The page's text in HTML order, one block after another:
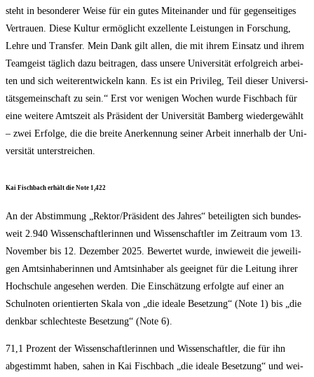
steht in beson­de­rer Wei­se für ein gutes Mit­ein­an­der und für gegen­sei­ti­ges
Ver­trau­en. Die­se Kul­tur ermög­licht exzel­len­te Leis­tun­gen in For­schung,
Leh­re und Trans­fer. Mein Dank gilt allen, die mit ihrem Ein­satz und ihrem
Team­geist täg­lich dazu bei­tra­gen, dass unse­re Uni­ver­si­tät erfolg­reich arbei­
ten und sich wei­ter­ent­wi­ckeln kann. Es ist ein Pri­vi­leg, Teil die­ser Uni­ver­si­
täts­ge­mein­schaft zu sein.“ Erst vor weni­gen Wochen wur­de Fisch­bach für
eine wei­te­re Amts­zeit als Prä­si­dent der Uni­ver­si­tät Bam­berg wie­der­ge­wählt
– zwei Erfol­ge, die die brei­te Aner­ken­nung sei­ner Arbeit inner­halb der Uni­
ver­si­tät unterstreichen.
Kai Fisch­bach erhält die Note 1,422
An der Abstim­mung „Rektor/​Präsident des Jah­res“ betei­lig­ten sich bun­des­
weit 2.940 Wis­sen­schaft­le­rin­nen und Wis­sen­schaft­ler im Zeit­raum vom 13.
Novem­ber bis 12. Dezem­ber 2025. Bewer­tet wur­de, inwie­weit die jewei­li­
gen Amts­in­ha­be­rin­nen und Amts­in­ha­ber als geeig­net für die Lei­tung ihrer
Hoch­schu­le ange­se­hen wer­den. Die Ein­schät­zung erfolg­te auf einer an
Schul­no­ten ori­en­tier­ten Ska­la von „die idea­le Beset­zung“ (Note 1) bis „die
denk­bar schlech­tes­te Beset­zung“ (Note 6).
71,1 Pro­zent der Wis­sen­schaft­le­rin­nen und Wis­sen­schaft­ler, die für ihn
abge­stimmt haben, sahen in Kai Fisch­bach „die idea­le Beset­zung“ und wei­